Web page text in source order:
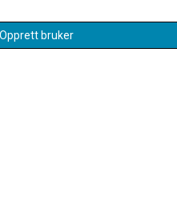
Opprett bruker